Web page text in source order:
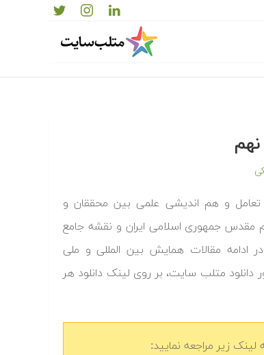
تعامل و هم اندیشی علمی بین محققان و
مقدس جمهوری اسلامی ایران و نقشه جامع
ادامه مقالات همایش بین المللی و ملی
دانلود متلب سایت، بر روی لینک دانلود هر
زیر مراجعه نمایید: